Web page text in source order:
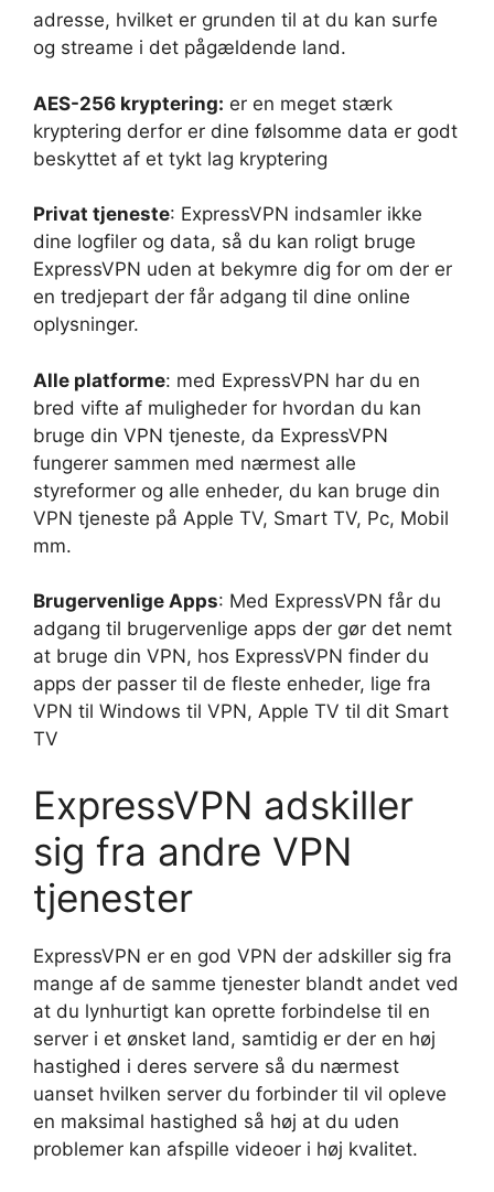
adresse, hvilket er grunden til at du kan surfe
og streame i det pågældende land.
AES-256 kryptering: er en meget stærk
kryptering derfor er dine følsomme data er godt
beskyttet af et tykt lag kryptering
Privat tjeneste: ExpressVPN indsamler ikke
dine logfiler og data, så du kan roligt bruge
ExpressVPN uden at bekymre dig for om der er
en tredjepart der får adgang til dine online
oplysninger.
Alle platforme: med ExpressVPN har du en
bred vifte af muligheder for hvordan du kan
bruge din VPN tjeneste, da ExpressVPN
fungerer sammen med nærmest alle
styreformer og alle enheder, du kan bruge din
VPN tjeneste på Apple TV, Smart TV, Pc, Mobil
mm.
Brugervenlige Apps: Med ExpressVPN får du
adgang til brugervenlige apps der gør det nemt
at bruge din VPN, hos ExpressVPN finder du
apps der passer til de fleste enheder, lige fra
VPN til Windows til VPN, Apple TV til dit Smart
TV
ExpressVPN adskiller
sig fra andre VPN
tjenester
ExpressVPN er en god VPN der adskiller sig fra
mange af de samme tjenester blandt andet ved
at du lynhurtigt kan oprette forbindelse til en
server i et ønsket land, samtidig er der en høj
hastighed i deres servere så du nærmest
uanset hvilken server du forbinder til vil opleve
en maksimal hastighed så høj at du uden
problemer kan afspille videoer i høj kvalitet.